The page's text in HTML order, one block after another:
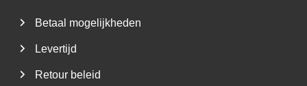
Betaal mogelijkheden
Levertijd
Retour beleid